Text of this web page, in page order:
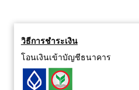
วิธีการชำระเงิน
โอนเงินเข้าบัญชีธนาคาร